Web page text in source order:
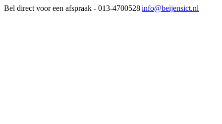
Ga
Bel direct voor een afspraak - 013-4700528|info@beijensict.nl